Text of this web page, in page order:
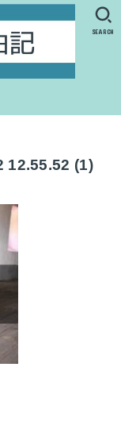
SEARCH
12.55.52 (1)